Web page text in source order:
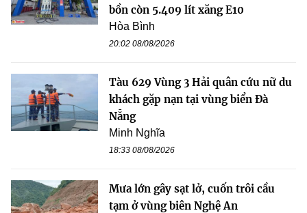
bồn còn 5.409 lít xăng E10
Hòa Bình
20:02 08/08/2026
Tàu 629 Vùng 3 Hải quân cứu nữ du
khách gặp nạn tại vùng biển Đà
Nẵng
Minh Nghĩa
18:33 08/08/2026
Mưa lớn gây sạt lở, cuốn trôi cầu
tạm ở vùng biên Nghệ An